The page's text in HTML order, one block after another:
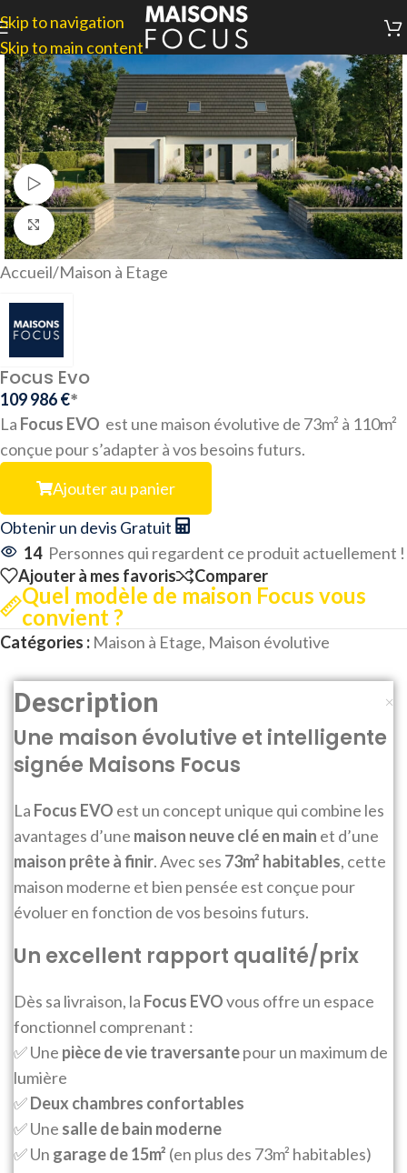
Skip to navigation
Skip to main content
Voir Vidéo
Agrandir
Accueil/Maison à Etage
Focus Evo
109 986€*
La Focus EVO est une maison évolutive de 73m² à 110m²
conçue pour s’adapter à vos besoins futurs.
Ajouter au panier
Obtenir un devis Gratuit
14 Personnes qui regardent ce produit actuellement !
Ajouter à mes favoris
Comparer
Quel modèle de maison Focus vous
convient ?
Catégories : Maison à Etage, Maison évolutive
Description
Une maison évolutive et intelligente
signée Maisons Focus
La Focus EVO est un concept unique qui combine les
avantages d’une maison neuve clé en main et d’une
maison prête à finir. Avec ses 73m² habitables, cette
maison moderne et bien pensée est conçue pour
évoluer en fonction de vos besoins futurs.
Un excellent rapport qualité/prix
Dès sa livraison, la Focus EVOvous offre un espace
fonctionnel comprenant :
✅ Une pièce de vie traversantepour un maximum de
lumière
✅Deux chambres confortables
✅ Une salle de bain moderne
✅ Un garage de 15m² (en plus des 73m² habitables)